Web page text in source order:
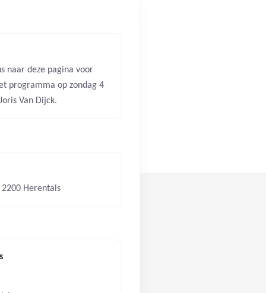
naar deze pagina voor
programma op zondag 4
Van Dijck.
Herentals